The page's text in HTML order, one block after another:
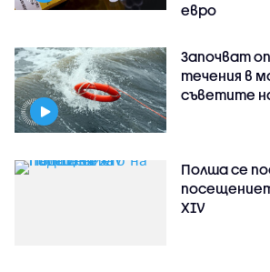
евро
Започват
течения в
съветите
Полша се
XIV